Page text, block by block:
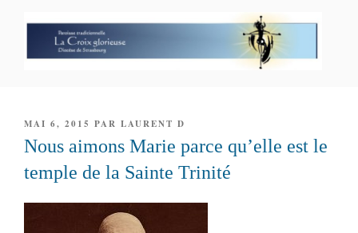
PUBLIÉ
LE
MAI 6, 2015 PAR LAURENT D
Nous aimons Marie parce qu’elle est le
temple de la Sainte Trinité